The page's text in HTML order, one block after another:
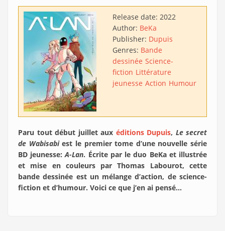
Release date: 2022
Author: BeKa
Publisher: Dupuis
Genres: Bande
dessinée Science-
fiction Littérature
jeunesse Action Humour
Paru tout début juillet aux éditions Dupuis, Le secret
de Wabisabiest le premier tome d’une nouvelle série
BD jeunesse:A-Lan. Écrite par le duo BeKa et illustrée
et mise en couleurs par Thomas Labourot, cette
bande dessinée est un mélange d’action, de science-
fiction et d’humour. Voici ce que j’en ai pensé…